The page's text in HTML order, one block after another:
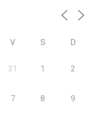
V S D
31 1 2
7 8 9